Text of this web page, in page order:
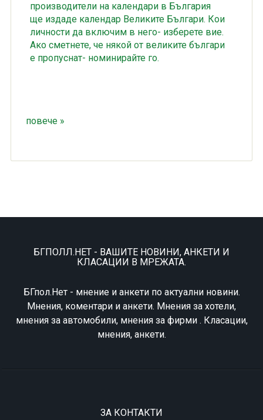
производители на календари в България
ще издаде календар Великите Българи. Кои
личности да включим в него- изберете вие.
Ако сметнете, че някой от великите българи
е пропуснат- номинирайте го.
повече »
БГПОЛЛ.НЕТ - ВАШИТЕ НОВИНИ, АНКЕТИ И
КЛАСАЦИИ В МРЕЖАТА.
БГпол.Нет - мнение и анкети по актуални новини.
Мнения, коментари и анкети. Мнения за хотели,
мнения за автомобили, мнения за фирми . Класации,
мнения, анкети.
ЗА КОНТАКТИ